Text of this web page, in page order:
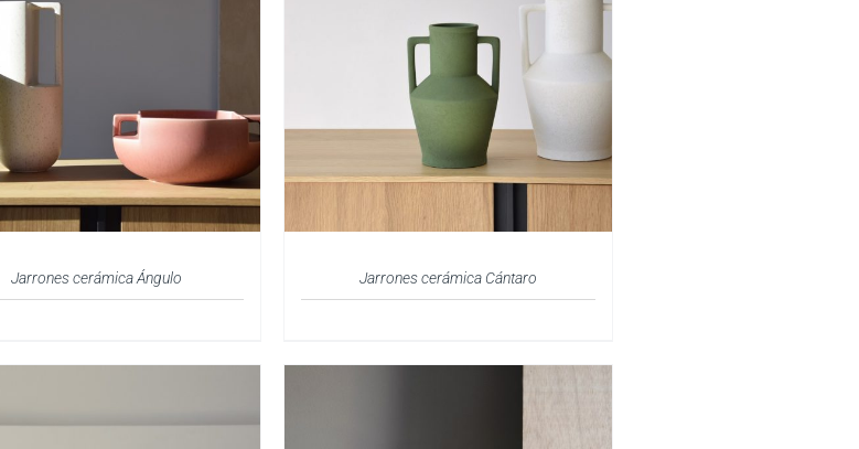
Jarrones cerámica Ángulo Jarrones cerámica Cántaro